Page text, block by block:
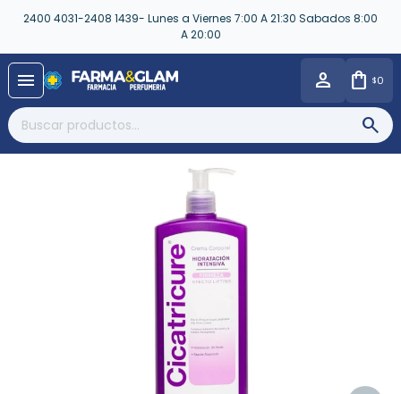
2400 4031-2408 1439- Lunes a Viernes 7:00 A 21:30 Sabados 8:00
A 20:00
menu $0